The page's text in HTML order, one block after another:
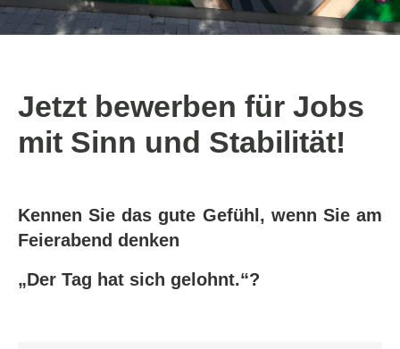
Jetzt bewerben für Jobs
mit Sinn und Stabilität!
Kennen Sie das gute Gefühl, wenn Sie am
Feierabend denken
„Der Tag hat sich gelohnt.“?